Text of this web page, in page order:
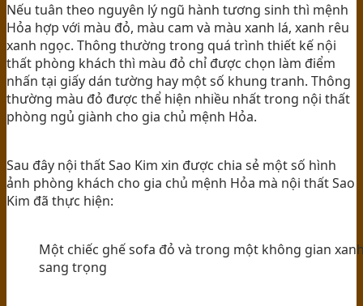
Nếu tuân theo nguyên lý ngũ hành tương sinh thì mệnh
Hỏa hợp với màu đỏ, màu cam và màu xanh lá, xanh rêu
xanh ngọc. Thông thường trong quá trình thiết kế nội
thất phòng khách thì màu đỏ chỉ được chọn làm điểm
nhấn tại giấy dán tường hay một số khung tranh. Thông
thường màu đỏ được thể hiện nhiều nhất trong nội thất
phòng ngủ giành cho gia chủ mệnh Hỏa.
Sau đây nội thất Sao Kim xin được chia sẻ một số hình
ảnh phòng khách cho gia chủ mệnh Hỏa mà nội thất Sao
Kim đã thực hiện:
Một chiếc ghế sofa đỏ và trong một không gian
sang trọng